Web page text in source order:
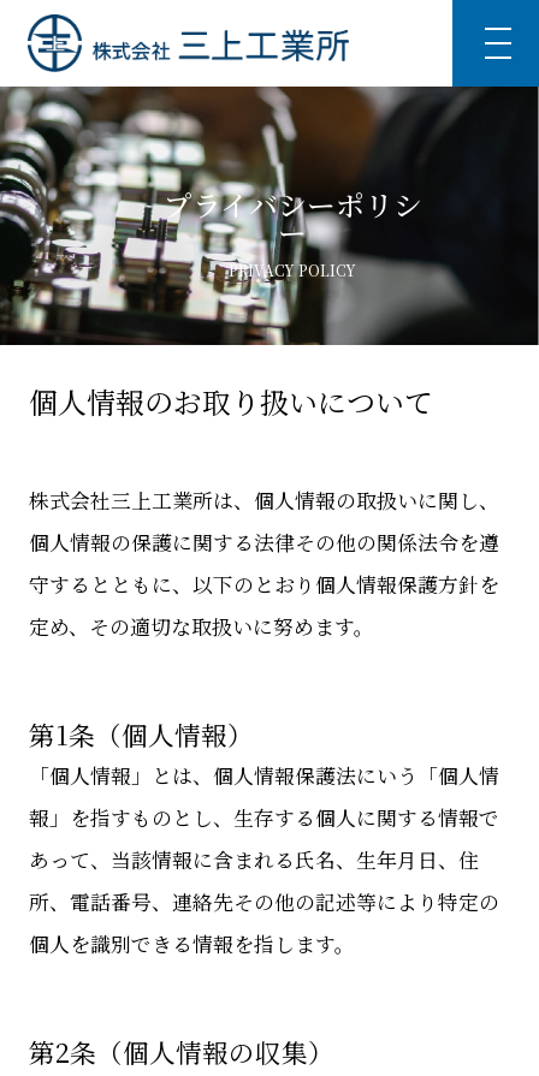
プライバシーポリシ
ー
PRIVACY POLICY
個人情報のお取り扱いについて
株式会社三上工業所は、個人情報の取扱いに関し、
個人情報の保護に関する法律その他の関係法令を遵
守するとともに、以下のとおり個人情報保護方針を
定め、その適切な取扱いに努めます。
第1条（個人情報）
「個人情報」とは、個人情報保護法にいう「個人情
報」を指すものとし、生存する個人に関する情報で
あって、当該情報に含まれる氏名、生年月日、住
所、電話番号、連絡先その他の記述等により特定の
個人を識別できる情報を指します。
第2条（個人情報の収集）